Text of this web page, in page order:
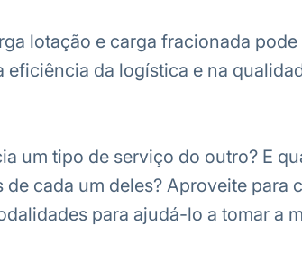
lotação e carga fracionada
eficiência da logística e na
um tipo de serviço do outro? E
cada um deles? Aproveite para
para ajudá-lo a tomar a